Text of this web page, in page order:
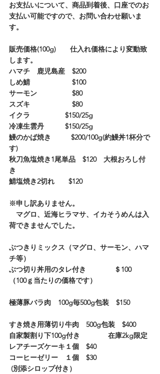
お支払いについて、商品到着後、口座でのお
支払い可能ですので、お問い合わせ願いま
す。
販売価格(100g)　　仕入れ価格により変動致
します。
ハマチ　鹿児島産　$200
しめ鯖　　　　　　$100
サーモン　　　　　$80
スズキ　　　　　　$80
イクラ　　　　　$150/25g
冷凍生雲丹　　　$150/25g
鰻のかば焼き  　　 $200/100g(約鰻丼1杯分で
す)
秋刀魚塩焼き1尾単品　$120　大根おろし付
き
鯖塩焼き2切れ　　$120
※申し訳ありません。
マグロ、近海ヒラマサ、イカそうめんは入
荷できませんでした。
ぶつきりミックス（マグロ、サーモン、ハマ
チ等）
ぶつ切り丼用のタレ付き　　　　＄100
（100ｇ当たりの価格です）
極薄豚バラ肉　100g毎500g包装　$150
すき焼き用薄切り牛肉　500g包装　$400
自家製割り下100g付き　　　　在庫2kg限定
レアチーズケーキ１個　$40
コーヒーゼリー　１個　$30
(別添シロップ付き）